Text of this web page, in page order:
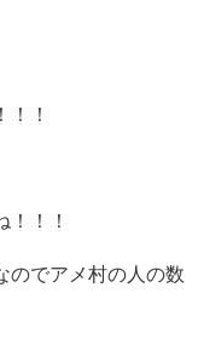
！
！！
のでアメ村の人の数